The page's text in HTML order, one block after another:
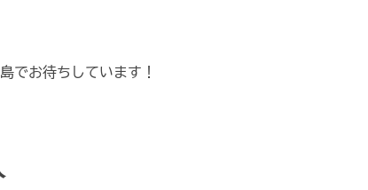
でお待ちしています！